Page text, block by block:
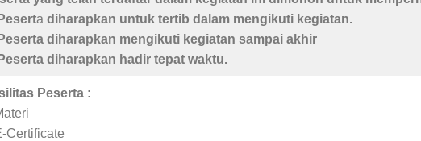
a diharapkan untuk tertib dalam mengikuti kegiatan.
diharapkan mengikuti kegiatan sampai akhir
diharapkan hadir tepat waktu.
Peserta :
Certificate